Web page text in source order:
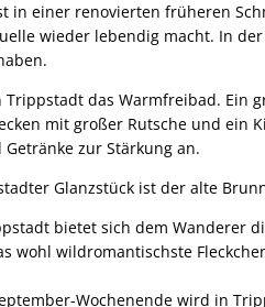
in einer renovierten früheren
wieder lebendig macht. In
Trippstadt das Warmfreibad. Ein
mit großer Rutsche und ein
zur Stärkung an.
Glanzstück ist der alte
bietet sich dem Wanderer
wohl wildromantischste
Wochenende wird in